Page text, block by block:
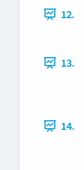
12.
13.
14.